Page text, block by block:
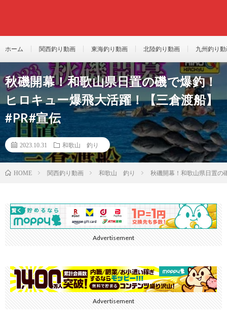
ホーム 関西釣り動画 東海釣り動画 北陸釣り動画 九州釣り
秋磯開幕！和歌山県日置の磯で爆釣！
ヒロキュー爆飛大活躍！【三倉渡船】
#PR#宣伝
2023.10.31 和歌山 釣り
HOME 関西釣り動画 和歌山 釣り 秋磯開幕！和歌山県日置の
Advertisement
Advertisement